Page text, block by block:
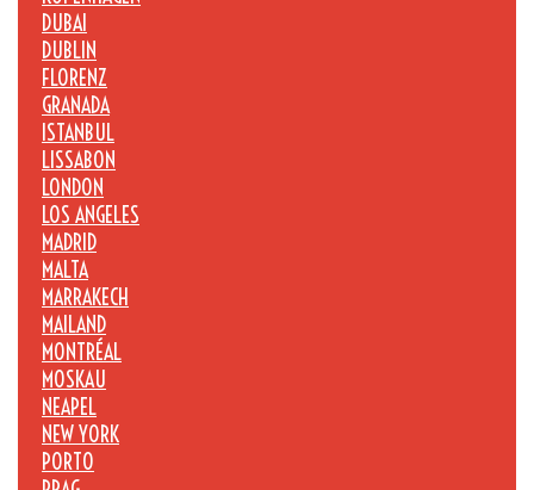
DUBAI
DUBLIN
FLORENZ
GRANADA
ISTANBUL
LISSABON
LONDON
LOS ANGELES
MADRID
MALTA
MARRAKECH
MAILAND
MONTRÉAL
MOSKAU
NEAPEL
NEW YORK
PORTO